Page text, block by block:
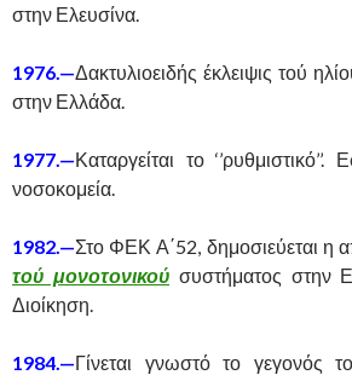
στην Ελευσίνα.
1976.—Δακτυλιοειδής έκλειψις τού
στην Ελλάδα.
1977.—Καταργείται το
νοσοκομεία.
1982.—Στο ΦΕΚ Α΄52, δημοσιεύεται η
τού μονοτονικούσυστήματος στην
Διοίκηση.
1984.—Γίνεται γνωστό το γεγονός